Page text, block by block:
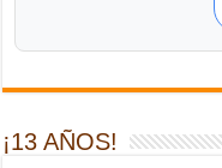
¡13 AÑOS!